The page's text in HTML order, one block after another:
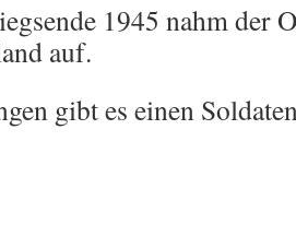
1945 nahm der
auf.
gibt es einen